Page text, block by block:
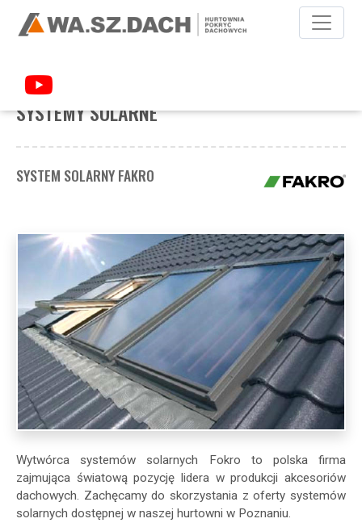
SYSTEMY SOLARNE
SYSTEM SOLARNY FAKRO
Wytwórca systemów solarnych Fokro to polska firma
zajmująca światową pozycję lidera w produkcji akcesoriów
dachowych. Zachęcamy do skorzystania z oferty systemów
solarnych dostępnej w naszej hurtowni w Poznaniu.